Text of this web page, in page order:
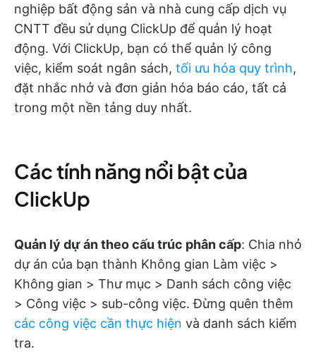
nghiệp bất động sản và nhà cung cấp dịch vụ
CNTT đều sử dụng ClickUp để quản lý hoạt
động. Với ClickUp, bạn có thể quản lý công
việc, kiểm soát ngân sách, tối ưu hóa quy trình,
đặt nhắc nhở và đơn giản hóa báo cáo, tất cả
trong một nền tảng duy nhất.
Các tính năng nổi bật của
ClickUp
Quản lý dự án theo cấu trúc phân cấp: Chia nhỏ
dự án của bạn thành Không gian Làm việc >
Không gian > Thư mục > Danh sách công việc
> Công việc > sub-công việc. Đừng quên thêm
các công việc cần thực hiện và danh sách kiểm
tra.